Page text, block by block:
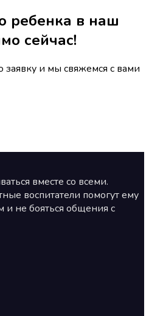
ребенка в наш
сейчас!
и мы свяжемся с вами
вместе со всеми.
воспитатели помогут ему
и не бояться общения с